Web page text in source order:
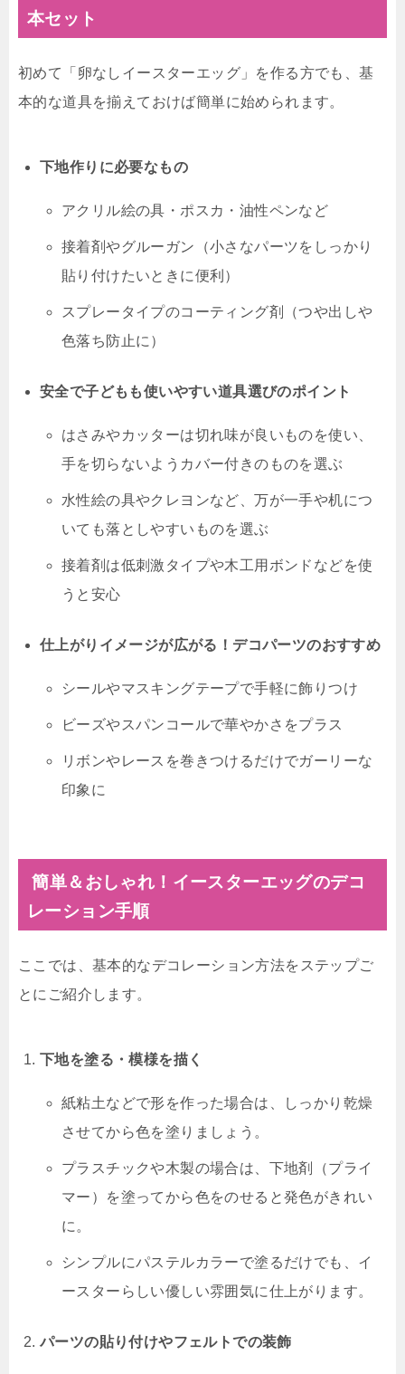
本セット
初めて「卵なしイースターエッグ」を作る方でも、基
本的な道具を揃えておけば簡単に始められます。
下地作りに必要なもの
アクリル絵の具・ポスカ・油性ペンなど
接着剤やグルーガン（小さなパーツをしっかり
貼り付けたいときに便利）
スプレータイプのコーティング剤（つや出しや
色落ち防止に）
安全で子どもも使いやすい道具選びのポイント
はさみやカッターは切れ味が良いものを使い、
手を切らないようカバー付きのものを選ぶ
水性絵の具やクレヨンなど、万が一手や机につ
いても落としやすいものを選ぶ
接着剤は低刺激タイプや木工用ボンドなどを使
うと安心
仕上がりイメージが広がる！デコパーツのおすすめ
シールやマスキングテープで手軽に飾りつけ
ビーズやスパンコールで華やかさをプラス
リボンやレースを巻きつけるだけでガーリーな
印象に
簡単＆おしゃれ！イースターエッグのデコ
レーション手順
ここでは、基本的なデコレーション方法をステップご
とにご紹介します。
下地を塗る・模様を描く
紙粘土などで形を作った場合は、しっかり乾燥
させてから色を塗りましょう。
プラスチックや木製の場合は、下地剤（プライ
マー）を塗ってから色をのせると発色がきれい
に。
シンプルにパステルカラーで塗るだけでも、イ
ースターらしい優しい雰囲気に仕上がります。
パーツの貼り付けやフェルトでの装飾